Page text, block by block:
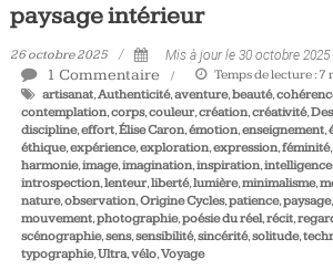
paysage intérieur
26 octobre 2025 Mis à jour le 30 octobre 2025
1 Commentaire Temps de lecture : 7
artisanat,Authenticité,aventure,beauté,
contemplation,corps,couleur,création,créativité,
discipline,effort,Élise Caron,émotion,enseignement,
éthique,expérience,exploration,expression,féminité,
harmonie,image,imagination,inspiration,
introspection,lenteur,liberté,lumière,minimalisme,
nature,observation,Origine Cycles,patience,paysage,
mouvement,photographie,poésie du réel,récit,
scénographie,sens,sensibilité,sincérité,solitude,
typographie,Ultra,vélo,Voyage